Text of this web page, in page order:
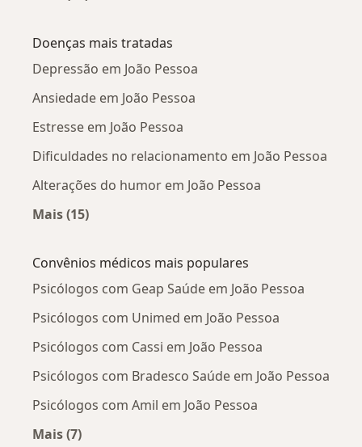
Doenças mais tratadas
Depressão em João Pessoa
Ansiedade em João Pessoa
Estresse em João Pessoa
Dificuldades no relacionamento em João Pessoa
Alterações do humor em João Pessoa
Mais (15)
Convênios médicos mais populares
Psicólogos com Geap Saúde em João Pessoa
Psicólogos com Unimed em João Pessoa
Psicólogos com Cassi em João Pessoa
Psicólogos com Bradesco Saúde em João Pessoa
Psicólogos com Amil em João Pessoa
Mais (7)